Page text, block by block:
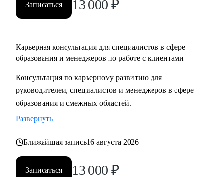
Записаться 13 000 ₽
Карьерная консультация для специалистов в сфере
образования и менеджеров по работе с клиентами
Консультация по карьерному развитию для
руководителей, специалистов и менеджеров в сфере
образования и смежных областей.
Развернуть
Ближайшая запись16 августа 2026
Записаться 13 000 ₽